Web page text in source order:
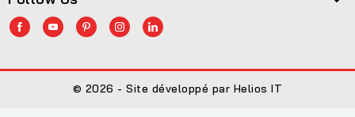
© 2026 - Site développé par Helios IT